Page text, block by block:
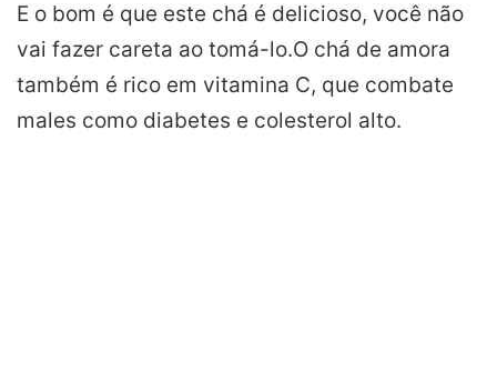
E o bom é que este chá é delicioso, você não
vai fazer careta ao tomá-lo.O chá de amora
também é rico em vitamina C, que combate
males como diabetes e colesterol alto.